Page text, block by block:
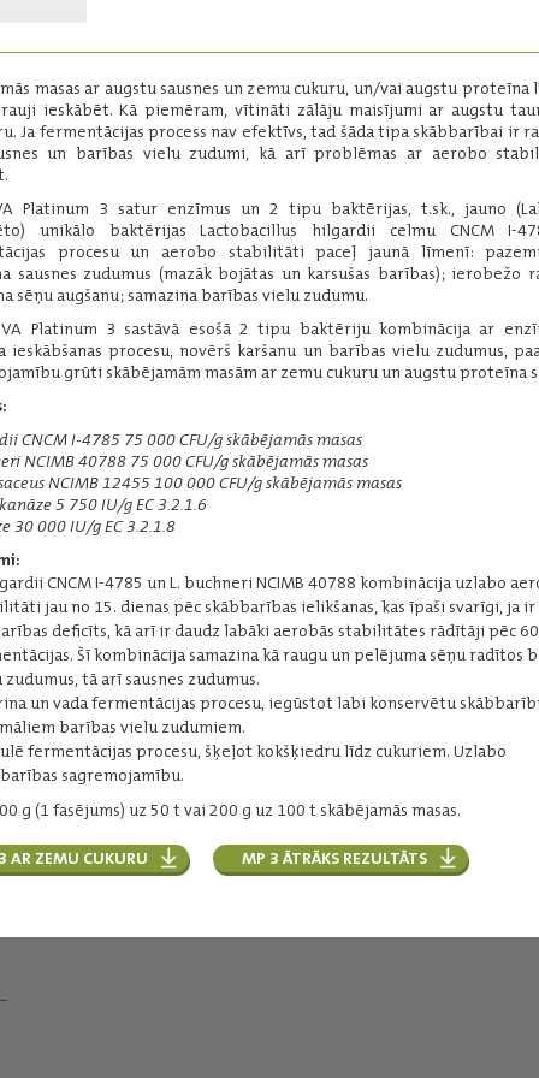
masas ar augstu sausnes un zemu cukuru, un/vai augstu
ieskābēt. Kā piemēram, vītināti zālāju maisījumi ar augstu
Ja fermentācijas process nav efektīvs, tad šāda tipa skābbarībai ir
un barības vielu zudumi, kā arī problēmas ar aerobo
Platinum 3 satur enzīmus un 2 tipu baktērijas, t.sk., jauno
unikālo baktērijas Lactobacillus hilgardii celmu CNCM I-
procesu un aerobo stabilitāti paceļ jaunā līmenī:
sausnes zudumus (mazāk bojātas un karsušas barības); ierobežo
sēņu augšanu; samazina barības vielu zudumu.
Platinum 3 sastāvā esošā 2 tipu baktēriju kombinācija ar
ieskābšanas procesu, novērš karšanu un barības vielu zudumus,
grūti skābējamām masām ar zemu cukuru un augstu proteīna
CNCM I-4785 75 000 CFU/g skābējamās masas
NCIMB 40788 75 000 CFU/g skābējamās masas
NCIMB 12455 100 000 CFU/g skābējamās masas
5 750 IU/g EC 3.2.1.6
30 000 IU/g EC 3.2.1.8
CNCM I-4785 un L. buchneri NCIMB 40788 kombinācija uzlabo
jau no 15. dienas pēc skābbarības ielikšanas, kas īpaši svarīgi, ja
deficīts, kā arī ir daudz labāki aerobās stabilitātes rādītāji pēc
Šī kombinācija samazina kā raugu un pelējuma sēņu radītos
tā arī sausnes zudumus.
un vada fermentācijas procesu, iegūstot labi konservētu
barības vielu zudumiem.
fermentācijas procesu, šķeļot kokšķiedru līdz cukuriem. Uzlabo
sagremojamību.
g (1 fasējums) uz 50 t vai 200 g uz 100 t skābējamās masas.
AR ZEMU CUKURU MP 3 ĀTRĀKS REZULTĀTS
Iepakojums:200 g
Lasīt vairāk
Magniva Platinum 2
masām: cukuriem bagātām
stiebrzālēm ar sausnas saturu virs
25%, mitriem kukurūzas graudiem
ar mitrumu līdz 30%.
Lasīt vairāk